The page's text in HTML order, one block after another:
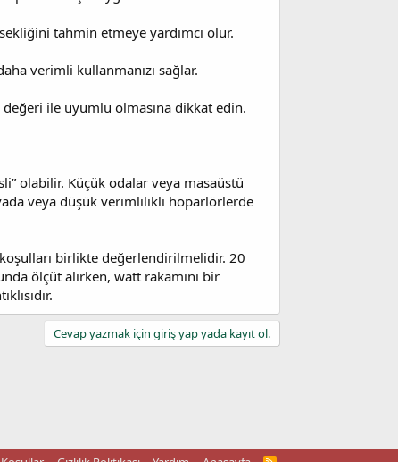
tahmin etmeye yardımcı olur.
verimli kullanmanızı sağlar.
ile uyumlu olmasına dikkat edin.
olabilir. Küçük odalar veya masaüstü
veya düşük verimlilikli hoparlörlerde
birlikte değerlendirilmelidir. 20
ölçüt alırken, watt rakamını bir
Cevap yazmak için giriş yap yada kayıt ol.